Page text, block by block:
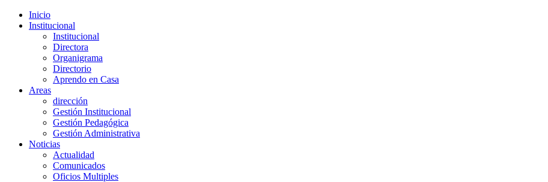
Inicio
Institucional
Institucional
Directora
Organigrama
Directorio
Aprendo en Casa
Areas
dirección
Gestión Institucional
Gestión Pedagógica
Gestión Administrativa
Noticias
Actualidad
Comunicados
Oficios Multiples